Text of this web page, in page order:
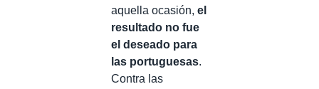
aquella ocasión, el
resultado no fue
el deseado para
las portuguesas.
Contra las